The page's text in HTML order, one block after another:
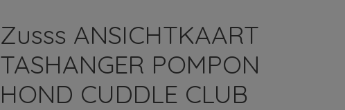
Zusss ANSICHTKAART
TASHANGER POMPON
HOND CUDDLE CLUB